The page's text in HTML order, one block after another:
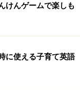
けんゲームで楽しも
に使える子育て英語